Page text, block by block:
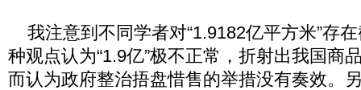
我注意到不同学者对“1.9182亿平方米”存
种观点认为“1.9亿”极不正常，折射出我国商
而认为政府整治捂盘惜售的举措没有奏效。